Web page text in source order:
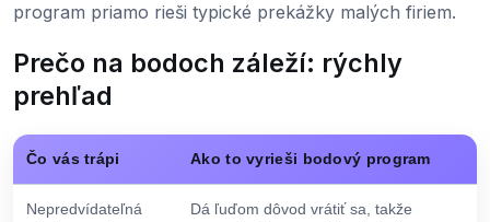
program priamo rieši typické prekážky malých firiem.
Prečo na bodoch záleží: rýchly
prehľad
Čo vás trápi Ako to vyrieši bodový program
Nepredvídateľná
Dá ľuďom dôvod vrátiť sa, takže